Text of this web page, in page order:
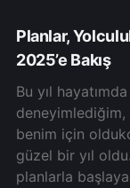
Planlar,
2025’e Bakış
Bu yıl
benim için
güzel bir yıl
planlarla